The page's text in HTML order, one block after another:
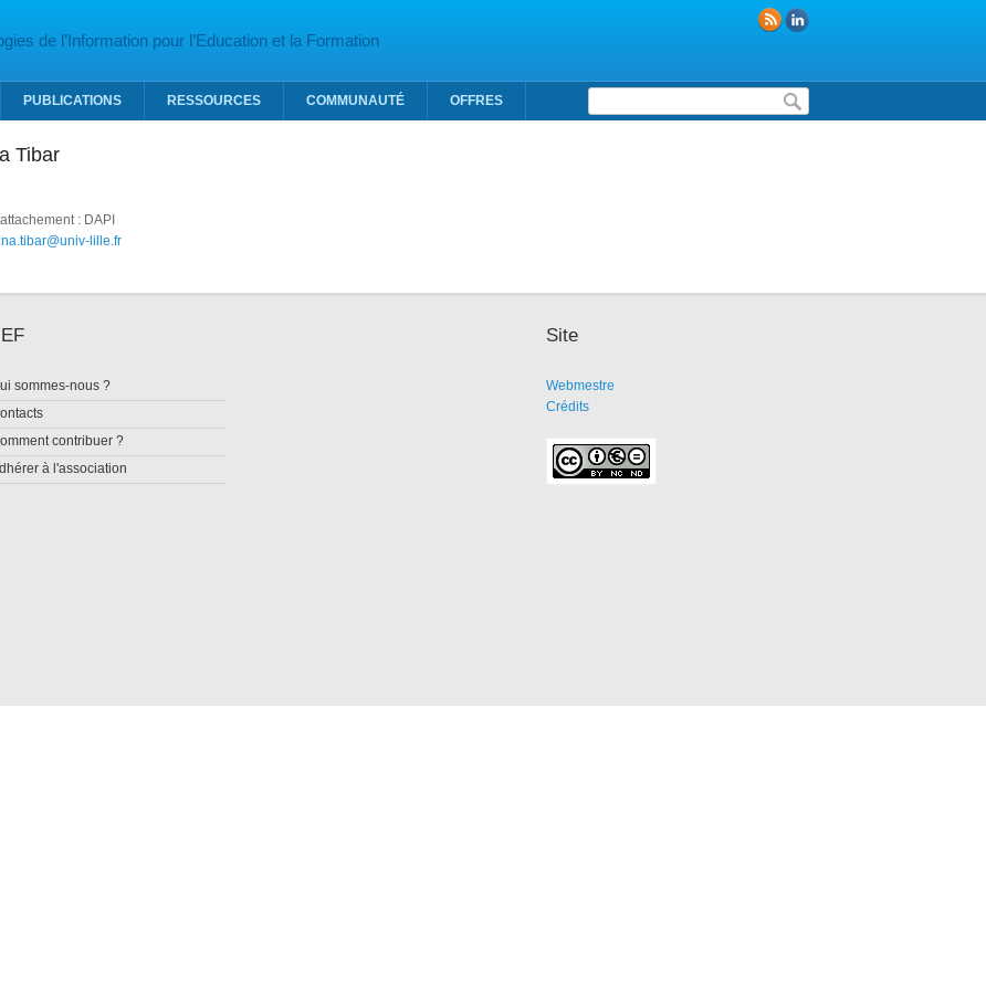
de l’Information pour l’Education et la Formation
Formulaire de recherche
PUBLICATIONS RESSOURCES COMMUNAUTÉ OFFRES
Tibar
: DAPI
lille.fr
sommes-nous ?
contribuer ?
à l'association
Site
Webmestre
Crédits